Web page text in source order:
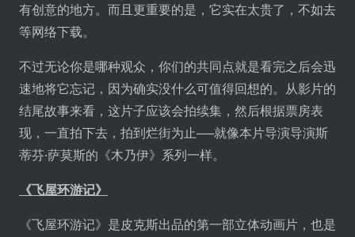
有创意的地方。而且更重要的是，它实在太贵了，不如去
等网络下载。
不过无论你是哪种观众，你们的共同点就是看完之后会迅
速地将它忘记，因为确实没什么可值得回想的。从影片的
结尾故事来看，这片子应该会拍续集，然后根据票房表
现，一直拍下去，拍到烂街为止──就像本片导演导演斯
蒂芬·萨莫斯的《木乃伊》系列一样。
《飞屋环游记》
《飞屋环游记》是皮克斯出品的第一部立体动画片，也是